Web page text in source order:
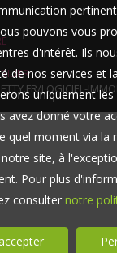
pouvons vous
d'intérêt. Ils
de nos services et
uniquement
avez donné votre
quel moment via la
site, à
Pour plus
consulter notre